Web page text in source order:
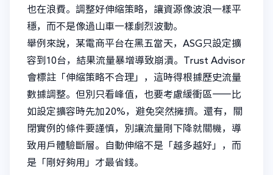
也在浪費。調整好伸縮策略，讓資源像波浪一樣平
穩，而不是像過山車一樣劇烈波動。
舉例來說，某電商平台在黑五當天，ASG只設定擴
容到10台，結果流量暴增導致崩潰。Trust Advisor
會標註「伸縮策略不合理」，這時得根據歷史流量
數據調整。但別只看峰值，也要考慮緩衝區——比
如設定擴容時先加20%，避免突然擁擠。還有，關
閉實例的條件要謹慎，別讓流量剛下降就關機，導
致用戶體驗斷層。自動伸縮不是「越多越好」，而
是「剛好夠用」才最省錢。